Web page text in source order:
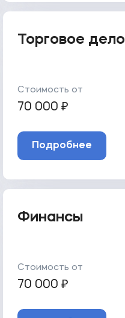
Торговое дело
Стоимость от
70 000 ₽
Подробнее
Финансы
Стоимость от
70 000 ₽